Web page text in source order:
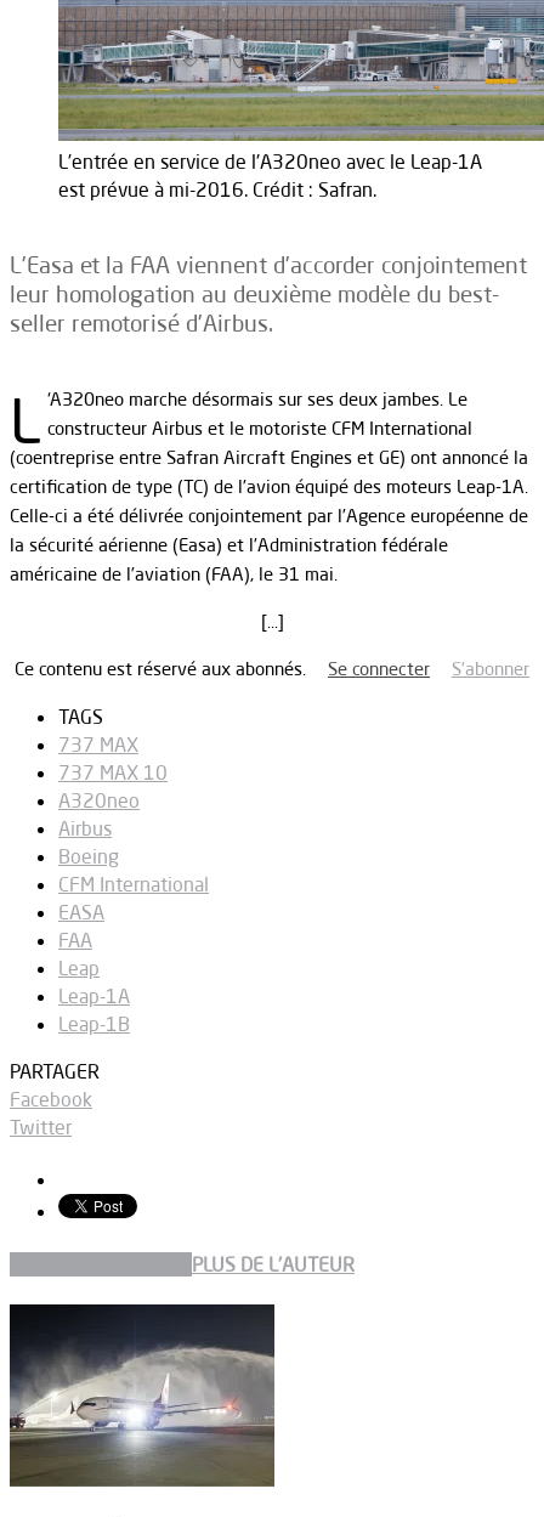
L’entrée en service de l'A320neo avec le Leap-1A
est prévue à mi-2016. Crédit : Safran.
L’Easa et la FAA viennent d’accorder conjointement
leur homologation au deuxième modèle du best-
seller remotorisé d’Airbus.
L ‘A320neo marche désormais sur ses deux jambes. Le
constructeur Airbus et le motoriste CFM International
(coentreprise entre Safran Aircraft Engines et GE) ont annoncé la
certification de type (TC) de l’avion équipé des moteurs Leap-1A.
Celle-ci a été délivrée conjointement par l’Agence européenne de
la sécurité aérienne (Easa) et l’Administration fédérale
américaine de l’aviation (FAA), le 31 mai.
[…]
Ce contenu est réservé aux abonnés. Se connecter S’abonner
TAGS
737 MAX
737 MAX 10
A320neo
Airbus
Boeing
CFM International
EASA
FAA
Leap
Leap-1A
Leap-1B
PARTAGER
Facebook
Twitter
PLUS DE L'AUTEUR